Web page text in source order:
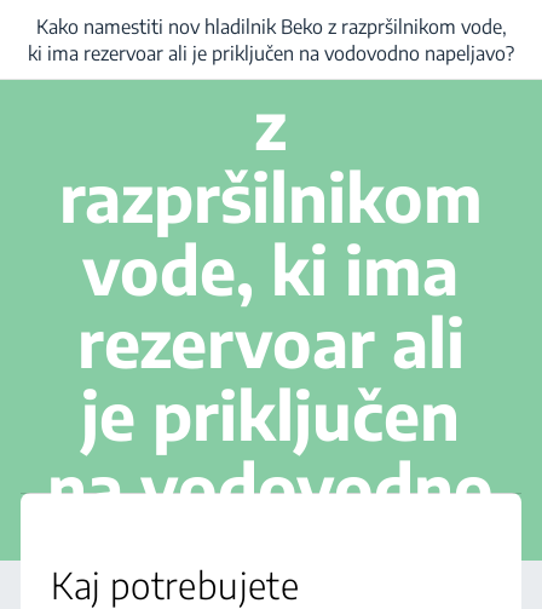
nov hladilnik Beko z razpršilnikom vode, ki ima rezervoar ali je priključen
hladilnik Beko
z
razpršilnikom
vode, ki ima
rezervoar ali
je priključen
na vodovodno
napeljavo?
Kako namestiti nov hladilnik Beko z razpršilnikom vode,
ki ima rezervoar ali je priključen na vodovodno napeljavo?
Kaj potrebujete